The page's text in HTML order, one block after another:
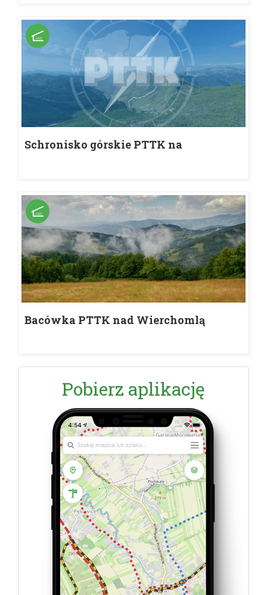
Schronisko górskie PTTK na
Bacówka PTTK nad Wierchomlą
Pobierz aplikację